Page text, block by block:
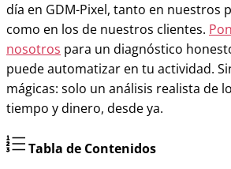
día en GDM-Pixel, tanto en nuestros
como en los de nuestros clientes.
nosotros para un diagnóstico
puede automatizar en tu actividad.
mágicas: solo un análisis realista de
tiempo y dinero, desde ya.
Tabla de Contenidos